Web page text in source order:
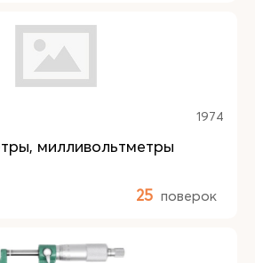
1974
милливольтметры
25 поверок